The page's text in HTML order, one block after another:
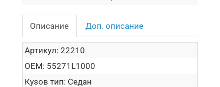
Описание Доп. описание
Артикул: 22210
OEM: 55271L1000
Кузов тип: Седан